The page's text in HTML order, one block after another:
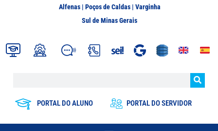
Alfenas | Poços de Caldas | Varginha
Sul de Minas Gerais
PORTAL DO ALUNO PORTAL DO SERVIDOR